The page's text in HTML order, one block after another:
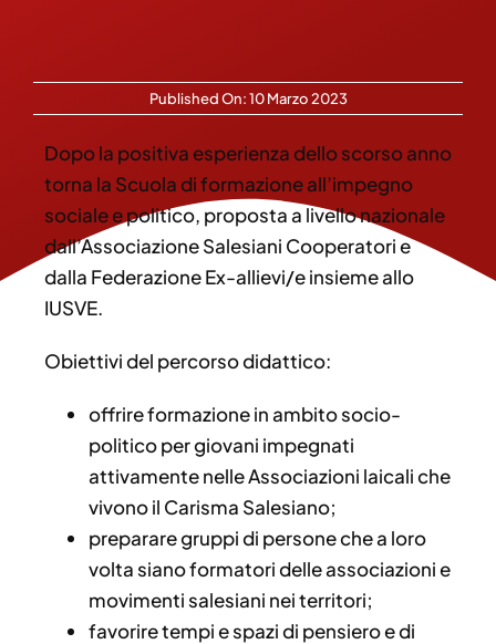
Published On: 10 Marzo 2023
Dopo la positiva esperienza dello scorso anno
torna la Scuola di formazione all’impegno
sociale e politico, proposta a livello nazionale
dall’Associazione Salesiani Cooperatori e
dalla Federazione Ex-allievi/e insieme allo
IUSVE.
Obiettivi del percorso didattico:
offrire formazione in ambito socio-
politico per giovani impegnati
attivamente nelle Associazioni laicali che
vivono il Carisma Salesiano;
preparare gruppi di persone che a loro
volta siano formatori delle associazioni e
movimenti salesiani nei territori;
favorire tempi e spazi di pensiero e di